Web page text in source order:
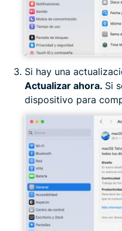
Si hay una
Actualizar ahora. Si
dispositivo para